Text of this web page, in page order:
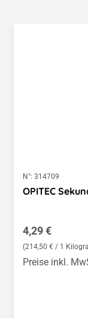
N°: 314709
OPITEC
Regulärer
4,29 €
(214,50 € / 1
Preise inkl.